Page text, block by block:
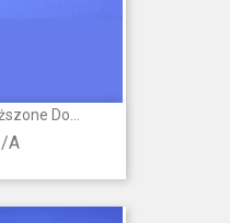
Do...
A